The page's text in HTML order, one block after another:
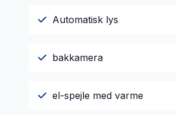
Automatisk lys
bakkamera
el-spejle med varme